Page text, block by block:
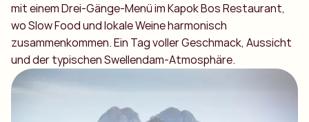
mit einem Drei-Gänge-Menü im Kapok Bos Restaurant,
wo Slow Food und lokale Weine harmonisch
zusammenkommen. Ein Tag voller Geschmack, Aussicht
und der typischen Swellendam-Atmosphäre.